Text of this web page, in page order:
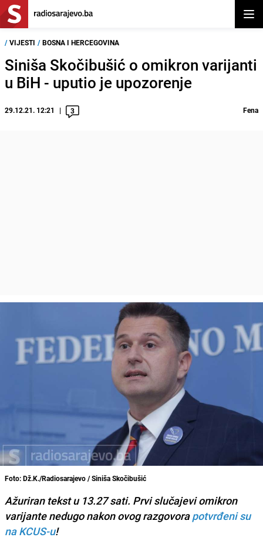
/ VIJESTI / BOSNA I HERCEGOVINA
Siniša Skočibušić o omikron varijanti
u BiH - uputio je upozorenje
29.12.21. 12:21 3 Fena
Foto: Dž.K./Radiosarajevo / Siniša Skočibušić
Ažuriran tekst u 13.27 sati. Prvi slučajevi omikron
varijante nedugo nakon ovog razgovorapotvrđeni su
na KCUS-u!